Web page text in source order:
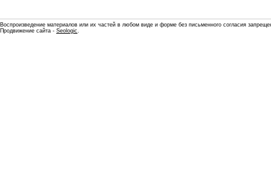
Воспроизведение материалов или их частей в любом виде и форме без письменного согласия
Продвижение сайта - Seologic.